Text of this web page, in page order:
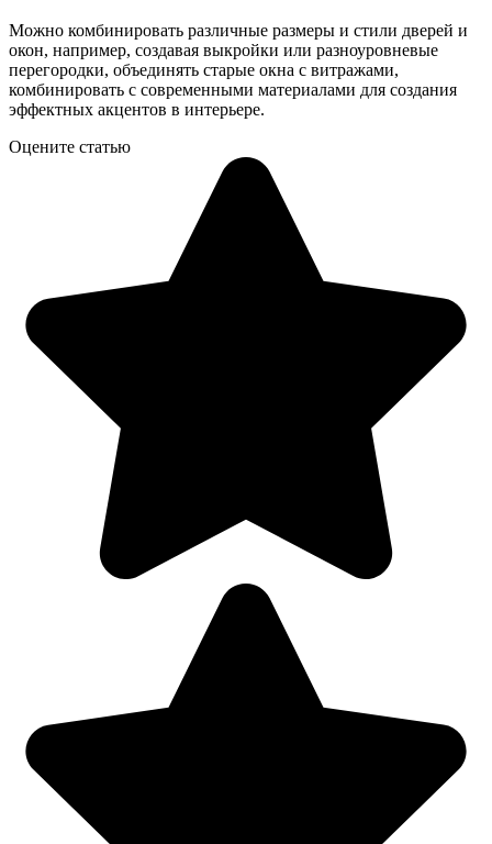
Можно комбинировать различные размеры и стили дверей и
окон, например, создавая выкройки или разноуровневые
перегородки, объединять старые окна с витражами,
комбинировать с современными материалами для создания
эффектных акцентов в интерьере.
Оцените статью